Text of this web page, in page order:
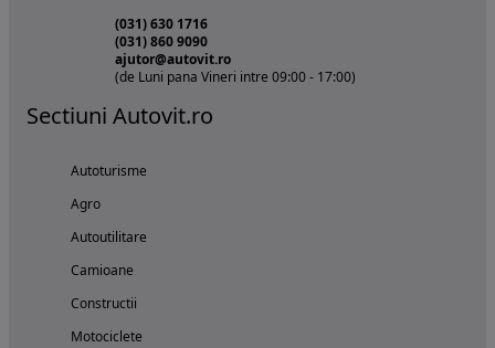
(031) 630 1716
(031) 860 9090
ajutor@autovit.ro
(de Luni pana Vineri intre 09:00 - 17:00)
Sectiuni Autovit.ro
Autoturisme
Agro
Autoutilitare
Camioane
Constructii
Motociclete